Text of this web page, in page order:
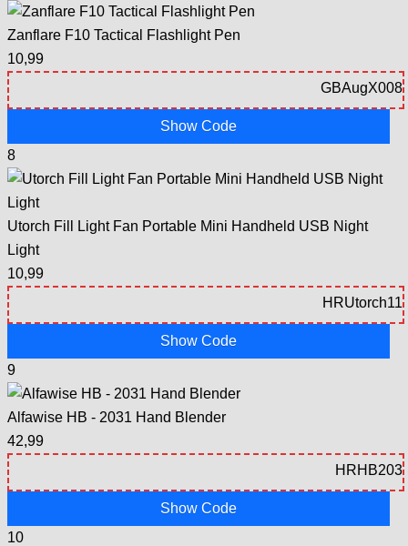
Zanflare F10 Tactical Flashlight Pen
10,99
Show Code
8
Utorch Fill Light Fan Portable Mini Handheld USB Night
Light
10,99
Show Code
9
Alfawise HB - 2031 Hand Blender
42,99
Show Code
10